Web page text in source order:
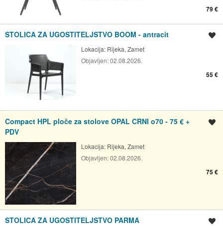
79 €
STOLICA ZA UGOSTITELJSTVO BOOM - antracit
Lokacija: Rijeka, Zamet
Objavljen:02.08.2026.
55 €
Compact HPL ploče za stolove OPAL CRNI o70 - 75 € +
PDV
Lokacija: Rijeka, Zamet
Objavljen:02.08.2026.
75 €
STOLICA ZA UGOSTITELJSTVO PARMA